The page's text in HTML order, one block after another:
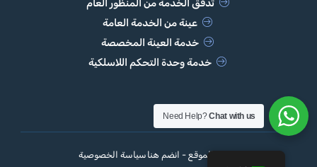
تدفق الخدمة من المنظور العام
عينة من الخدمة العامة
خدمة العينة المخصصة
خدمة وحدة التحكم اللاسلكية
خريطة الموقع - انضم هناسياسة الخصوصية
Need Help?Chat with us